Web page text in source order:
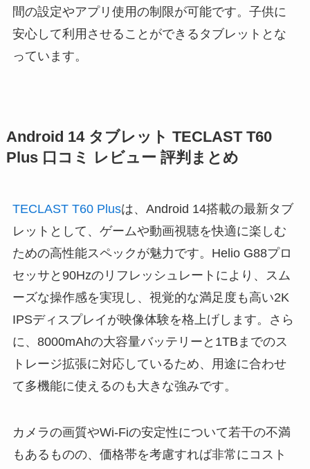
間の設定やアプリ使用の制限が可能です。子供に
安心して利用させることができるタブレットとな
っています。
Android 14 タブレット TECLAST T60
Plus 口コミ レビュー 評判まとめ
TECLAST T60 Plusは、Android 14搭載の最新タブ
レットとして、ゲームや動画視聴を快適に楽しむ
ための高性能スペックが魅力です。Helio G88プロ
セッサと90Hzのリフレッシュレートにより、スム
ーズな操作感を実現し、視覚的な満足度も高い2K
IPSディスプレイが映像体験を格上げします。さら
に、8000mAhの大容量バッテリーと1TBまでのス
トレージ拡張に対応しているため、用途に合わせ
て多機能に使えるのも大きな強みです。
カメラの画質やWi-Fiの安定性について若干の不満
もあるものの、価格帯を考慮すれば非常にコスト